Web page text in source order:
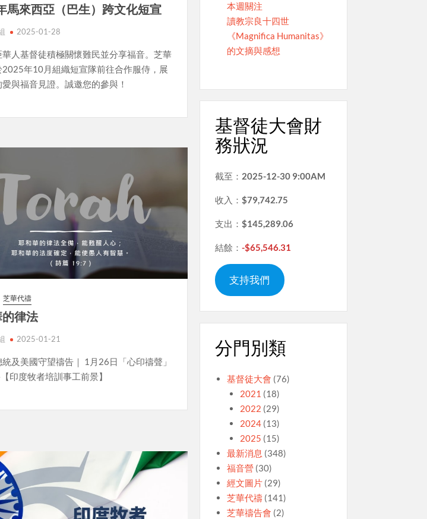
馬來西亞（巴生）跨文化短宣
2025-01-28
華人基督徒積極關懷難民並分享福音。芝華
2025年10月組織短宣隊前往合作服侍，展
與福音見證。誠邀您的參與！
芝華代禱
律法
2025-01-21
及美國守望禱告｜ 1月26日「心印禱聲」
印度牧者培訓事工前景】
本週關注
讀教宗良十四世
《Magnifica Humanitas》
的文摘與感想
基督徒大會財
務狀況
截至： 2025-12-30 9:00AM
收入： $79,742.75
支出： $145,289.06
結餘： -$65,546.31
支持我們
分門別類
基督徒大會 (76)
2021 (18)
2022 (29)
2024 (13)
2025 (15)
最新消息 (348)
福音營(30)
經文圖片(29)
芝華代禱(141)
芝華禱告會 (2)